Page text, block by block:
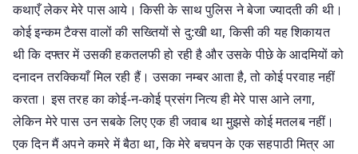
कथाएँ लेकर मेरे पास आये। किसी के साथ पुलिस ने बेजा ज्यादती की थी।
कोई इन्कम टैक्स वालों की सख्तियों से दु:खी था, किसी की यह शिकायत
थी कि दफ्तर में उसकी हकतलफी हो रही है और उसके पीछे के आदमियों को
दनादन तरक्कियाँ मिल रही हैं। उसका नम्बर आता है, तो कोई परवाह नहीं
करता। इस तरह का कोई-न-कोई प्रसंग नित्य ही मेरे पास आने लगा,
लेकिन मेरे पास उन सबके लिए एक ही जवाब था मुझसे कोई मतलब नहीं।
एक दिन मैं अपने कमरे में बैठा था, कि मेरे बचपन के एक सहपाठी मित्र आ